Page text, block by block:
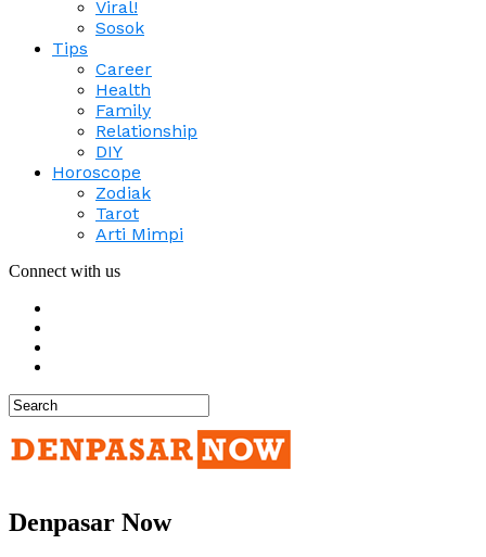
Viral!
Sosok
Tips
Career
Health
Family
Relationship
DIY
Horoscope
Zodiak
Tarot
Arti Mimpi
Connect with us
Denpasar Now